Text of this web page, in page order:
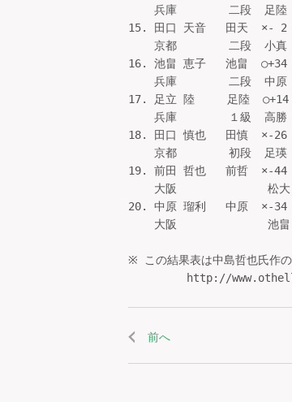
兵庫        二段  足
15. 田口 天音   田天  ×- 2
京都        二段  小
16. 池畠 恵子   池畠
兵庫        二段  中
17. 足立 陸     足陸
兵庫        １級  高
18. 田口 慎也   田慎  ×-26
京都        初段  足
19. 前田 哲也   前哲  ×-44
大阪              松
20. 中原 瑠利   中原  ×-
大阪              池
※ この結果表は中島哲也氏作
前へ